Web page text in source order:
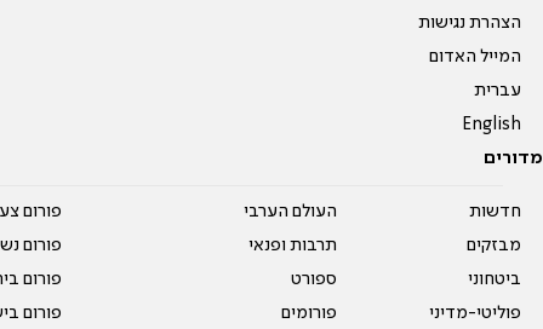
הצהרת נגישות
המייל האדום
עברית
English
מדורים
חדשות
מבזקים
ביטחוני
פוליטי-מדיני
העולם הערבי
תרבות ופנאי
ספורט
פורומים
פורום
פורום
פורום
פורום